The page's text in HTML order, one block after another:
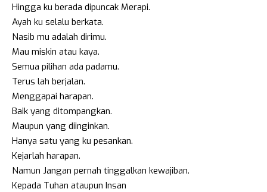
Hingga ku berada dipuncak Merapi.
Ayah ku selalu berkata.
Nasib mu adalah dirimu.
Mau miskin atau kaya.
Semua pilihan ada padamu.
Terus lah berjalan.
Menggapai harapan.
Baik yang ditompangkan.
Maupun yang diinginkan.
Hanya satu yang ku pesankan.
Kejarlah harapan.
Namun Jangan pernah tinggalkan kewajiban.
Kepada Tuhan ataupun Insan